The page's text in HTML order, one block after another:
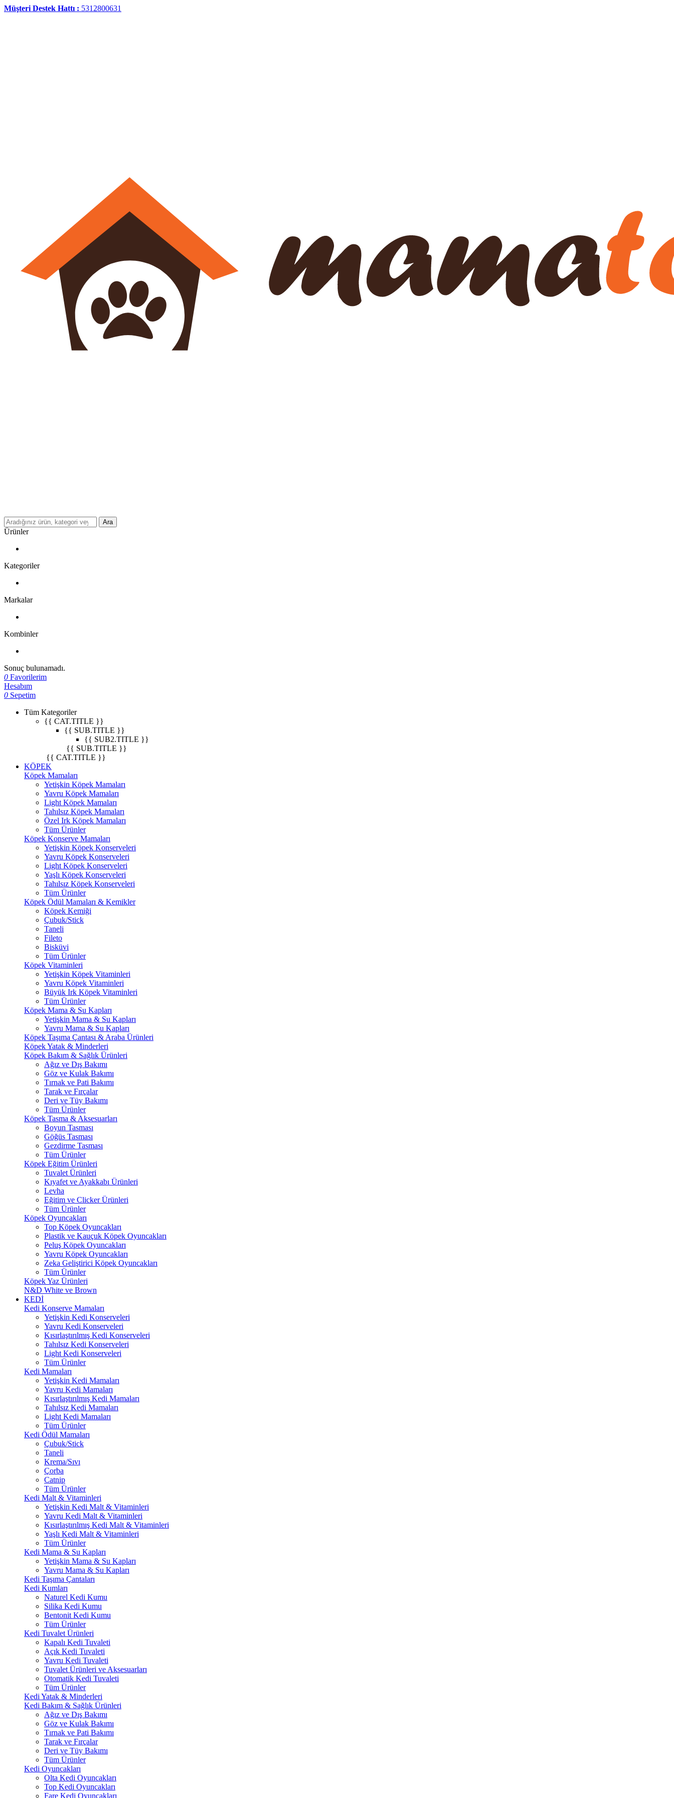
Müşteri Destek Hattı : 5312800631
Ara
Ürünler
Kategoriler
Markalar
Kombinler
Sonuç bulunamadı.
0 Favorilerim
Hesabım
0 Sepetim
Tüm Kategoriler
{{ CAT.TITLE }}
{{ SUB.TITLE }}
{{ SUB2.TITLE }}
{{ SUB.TITLE }}
{{ CAT.TITLE }}
KÖPEK
Köpek Mamaları
Yetişkin Köpek Mamaları
Yavru Köpek Mamaları
Light Köpek Mamaları
Tahılsız Köpek Mamaları
Özel Irk Köpek Mamaları
Tüm Ürünler
Köpek Konserve Mamaları
Yetişkin Köpek Konserveleri
Yavru Köpek Konserveleri
Light Köpek Konserveleri
Yaşlı Köpek Konserveleri
Tahılsız Köpek Konserveleri
Tüm Ürünler
Köpek Ödül Mamaları & Kemikler
Köpek Kemiği
Çubuk/Stick
Taneli
Fileto
Bisküvi
Tüm Ürünler
Köpek Vitaminleri
Yetişkin Köpek Vitaminleri
Yavru Köpek Vitaminleri
Büyük Irk Köpek Vitaminleri
Tüm Ürünler
Köpek Mama & Su Kapları
Yetişkin Mama & Su Kapları
Yavru Mama & Su Kapları
Köpek Taşıma Çantası & Araba Ürünleri
Köpek Yatak & Minderleri
Köpek Bakım & Sağlık Ürünleri
Ağız ve Dış Bakımı
Göz ve Kulak Bakımı
Tırnak ve Pati Bakımı
Tarak ve Fırçalar
Deri ve Tüy Bakımı
Tüm Ürünler
Köpek Tasma & Aksesuarları
Boyun Tasması
Göğüs Tasması
Gezdirme Tasması
Tüm Ürünler
Köpek Eğitim Ürünleri
Tuvalet Ürünleri
Kıyafet ve Ayakkabı Ürünleri
Levha
Eğitim ve Clicker Ürünleri
Tüm Ürünler
Köpek Oyuncakları
Top Köpek Oyuncakları
Plastik ve Kauçuk Köpek Oyuncakları
Peluş Köpek Oyuncakları
Yavru Köpek Oyuncakları
Zeka Geliştirici Köpek Oyuncakları
Tüm Ürünler
Köpek Yaz Ürünleri
N&D White ve Brown
KEDİ
Kedi Konserve Mamaları
Yetişkin Kedi Konserveleri
Yavru Kedi Konserveleri
Kısırlaştırılmış Kedi Konserveleri
Tahılsız Kedi Konserveleri
Light Kedi Konserveleri
Tüm Ürünler
Kedi Mamaları
Yetişkin Kedi Mamaları
Yavru Kedi Mamaları
Kısırlaştırılmış Kedi Mamaları
Tahılsız Kedi Mamaları
Light Kedi Mamaları
Tüm Ürünler
Kedi Ödül Mamaları
Çubuk/Stick
Taneli
Krema/Sıvı
Çorba
Catnip
Tüm Ürünler
Kedi Malt & Vitaminleri
Yetişkin Kedi Malt & Vitaminleri
Yavru Kedi Malt & Vitaminleri
Kısırlaştırılmış Kedi Malt & Vitaminleri
Yaşlı Kedi Malt & Vitaminleri
Tüm Ürünler
Kedi Mama & Su Kapları
Yetişkin Mama & Su Kapları
Yavru Mama & Su Kapları
Kedi Taşıma Çantaları
Kedi Kumları
Naturel Kedi Kumu
Silika Kedi Kumu
Bentonit Kedi Kumu
Tüm Ürünler
Kedi Tuvalet Ürünleri
Kapalı Kedi Tuvaleti
Açık Kedi Tuvaleti
Yavru Kedi Tuvaleti
Tuvalet Ürünleri ve Aksesuarları
Otomatik Kedi Tuvaleti
Tüm Ürünler
Kedi Yatak & Minderleri
Kedi Bakım & Sağlık Ürünleri
Ağız ve Dış Bakımı
Göz ve Kulak Bakımı
Tırnak ve Pati Bakımı
Tarak ve Fırçalar
Deri ve Tüy Bakımı
Tüm Ürünler
Kedi Oyuncakları
Olta Kedi Oyuncakları
Top Kedi Oyuncakları
Fare Kedi Oyuncakları